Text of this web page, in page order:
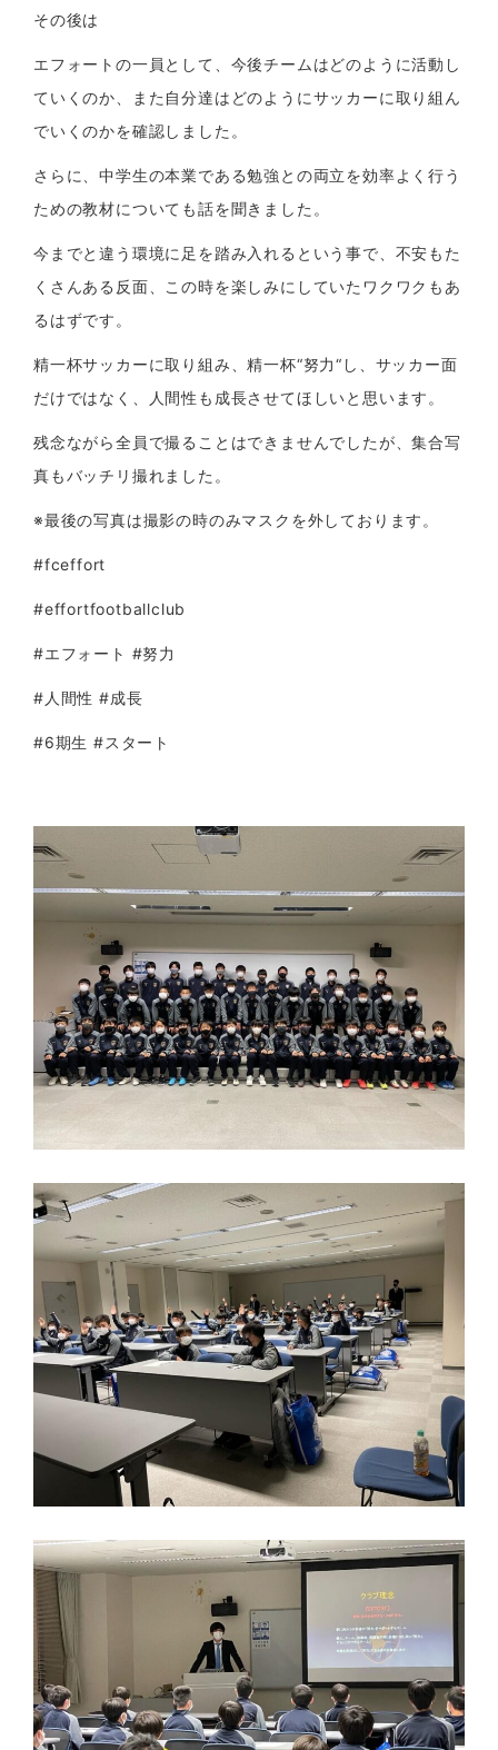
その後は
エフォートの一員として、今後チームはどのように活動し
ていくのか、また自分達はどのようにサッカーに取り組ん
でいくのかを確認しました。
さらに、中学生の本業である勉強との両立を効率よく行う
ための教材についても話を聞きました。
今までと違う環境に足を踏み入れるという事で、不安もた
くさんある反面、この時を楽しみにしていたワクワクもあ
るはずです。
精一杯サッカーに取り組み、精一杯“努力“ し、サッカー面
だけではなく、人間性も成長させてほしいと思います。
残念ながら全員で撮ることはできませんでしたが、集合写
真もバッチリ撮れました。
※最後の写真は撮影の時のみマスクを外しております。
#fceffort
#effortfootballclub
#エフォート #努力
# 人間性 #成長
#6期生 #スタート